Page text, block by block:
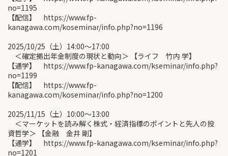
no=1195
【配信】 https://www.fp-
kanagawa.com/koseminar/info.php?no=1196
2025/10/25（土）14:00〜17:00
＜確定拠出年金制度の現状と動向＞ 【ライフ 竹内 学】
【通学】 https://www.fp-kanagawa.com/kseminar/info.php?
no=1199
【配信】 https://www.fp-
kanagawa.com/koseminar/info.php?no=1200
2025/11/15（土）10:00〜13:00
＜マーケットを読み解く株式・経済指標のポイントと先人の投
資哲学＞ 【金融 金井 剛】
【通学】 https://www.fp-kanagawa.com/kseminar/info.php?
no=1201